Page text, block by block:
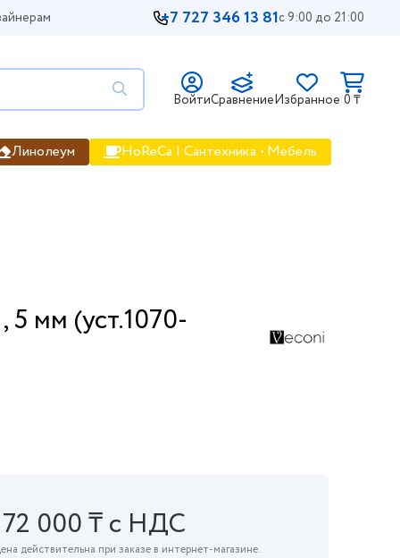
+7 727 346 13 81с 9:00 до 21:00
ВойтиСравнениеИзбранное 0 ₸
Линолеум HoReCa | Сантехника • Мебель
мм (уст.1070-
000 ₸ с НДС
действительна при заказе в интернет-магазине.